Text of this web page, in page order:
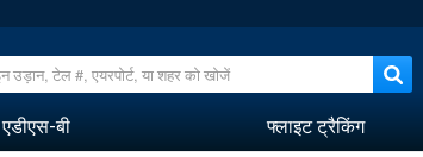
एडीएस-बी फ्लाइट ट्रैकिंग